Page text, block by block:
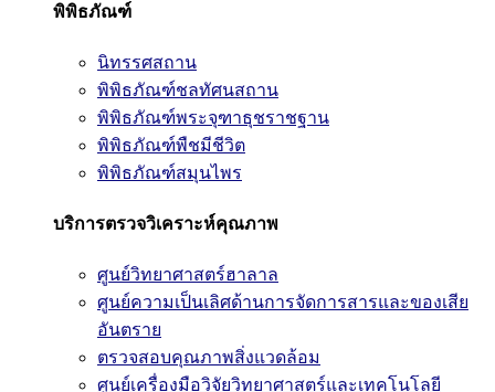
พิพิธภัณฑ์
นิทรรศสถาน
พิพิธภัณฑ์ชลทัศนสถาน
พิพิธภัณฑ์พระจุฑาธุชราชฐาน
พิพิธภัณฑ์พืชมีชีวิต
พิพิธภัณฑ์สมุนไพร
บริการตรวจวิเคราะห์คุณภาพ
ศูนย์วิทยาศาสตร์ฮาลาล
ศูนย์ความเป็นเลิศด้านการจัดการสารและของเสีย
อันตราย
ตรวจสอบคุณภาพสิ่งแวดล้อม
ศูนย์เครื่องมือวิจัยวิทยาศาสตร์และเทคโนโลยี